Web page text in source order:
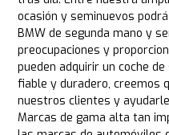
ocasión y seminuevos
BMW de segunda mano y
preocupaciones y
pueden adquirir un coche
fiable y duradero, creemos
nuestros clientes y
Marcas de gama alta tan